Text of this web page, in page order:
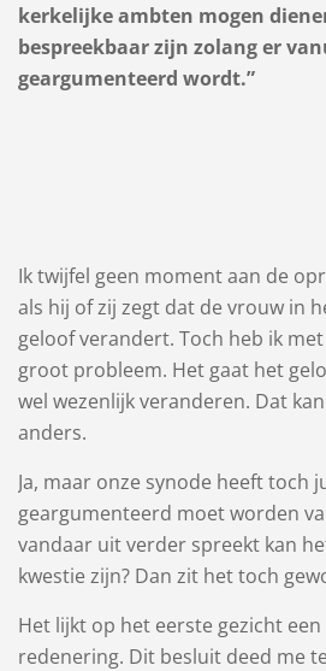
kerkelijke ambten mogen
bespreekbaar zijn zolang er
geargumenteerd wordt.”
Ik twijfel geen moment aan de
als hij of zij zegt dat de vrouw in
geloof verandert. Toch heb ik
groot probleem. Het gaat het
wel wezenlijk veranderen. Dat
anders.
Ja, maar onze synode heeft toch
geargumenteerd moet worden
vandaar uit verder spreekt kan
kwestie zijn? Dan zit het toch
Het lijkt op het eerste gezicht een
redenering. Dit besluit deed me